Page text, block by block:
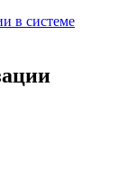
в системе